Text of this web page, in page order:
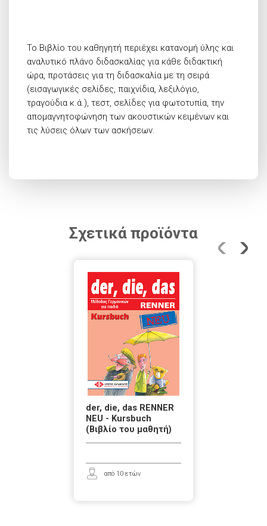
Το Βιβλίο του καθηγητή περιέχει κατανομή ύλης και
αναλυτικό πλάνο διδασκαλίας για κάθε διδακτική
ώρα, προτάσεις για τη διδασκαλία με τη σειρά
(εισαγωγικές σελίδες, παιχνίδια, λεξιλόγιο,
τραγούδια κ.ά.), τεστ, σελίδες για φωτοτυπία, την
απομαγνητοφώνηση των ακουστικών κειμένων και
τις λύσεις όλων των ασκήσεων.
Σχετικά προϊόντα
der, die, das RENNER
NEU - Kursbuch
(Βιβλίο του μαθητή)
από 10 ετών